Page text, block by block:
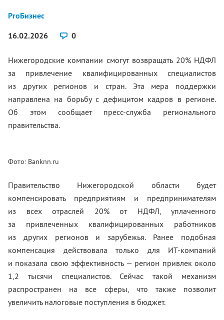
ProБизнес
16.02.2026
0
Нижегородские компании смогут возвращать 20% НДФЛ
за привлечение квалифицированных специалистов
из других регионов и стран. Эта мера поддержки
направлена на борьбу с дефицитом кадров в регионе.
Об этом сообщает пресс-служба регионального
правительства.
Фото: Banknn.ru
Правительство Нижегородской области будет
компенсировать предприятиям и предпринимателям
из всех отраслей 20% от НДФЛ, уплаченного
за привлеченных квалифицированных работников
из других регионов и зарубежья. Ранее подобная
компенсация действовала только для ИТ-компаний
и показала свою эффективность — регион привлек около
1,2 тысячи специалистов. Сейчас такой механизм
распространен на все сферы, что также позволит
увеличить налоговые поступления в бюджет.